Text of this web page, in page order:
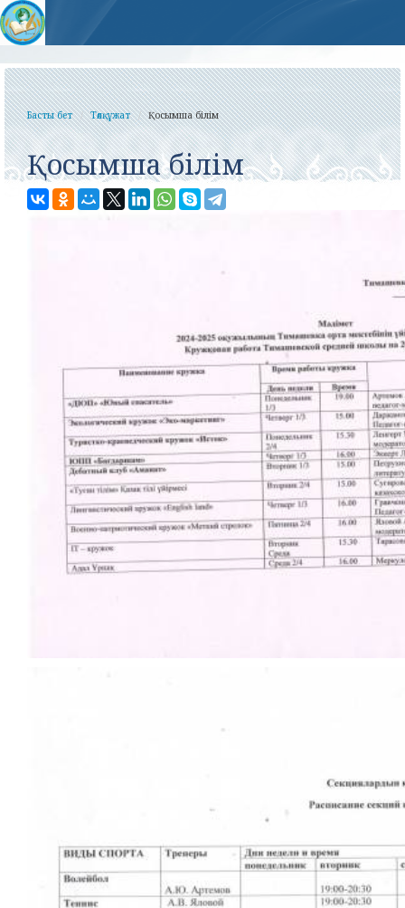
Басты бет Төлқұжат Қосымша білім
Қосымша білім